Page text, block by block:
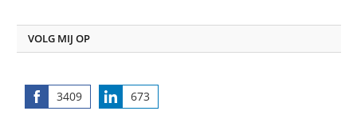
VOLG MIJ OP
3409
Share
673
Share